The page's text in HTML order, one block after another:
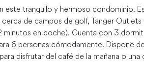
este tranquilo y hermoso condominio.
de campos de golf, Tanger
minutos en coche). Cuenta con 3
6 personas cómodamente. Dispone
disfrutar del café de la mañana o